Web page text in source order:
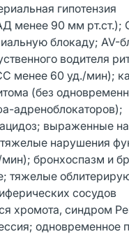
гипотензия
менее 90 мм рт.ст.);
блокаду; AV-
водителя
менее 60 уд./мин);
(без
адреноблокаторов);
выраженные
нарушения
бронхоспазм и
тяжелые
сосудов
хромота, синдром
одновременное